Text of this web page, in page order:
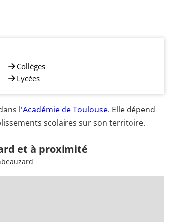
Collèges
Lycées
l'Académie de Toulouse. Elle dépend
scolaires sur son territoire.
et à proximité